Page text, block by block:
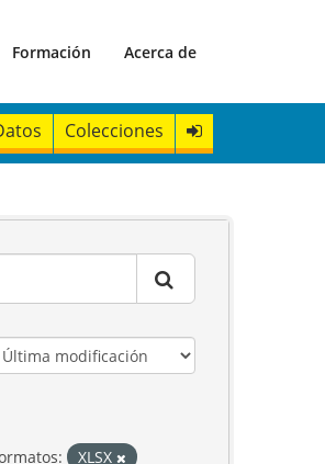
Formación Acerca de
Colecciones
XLSX